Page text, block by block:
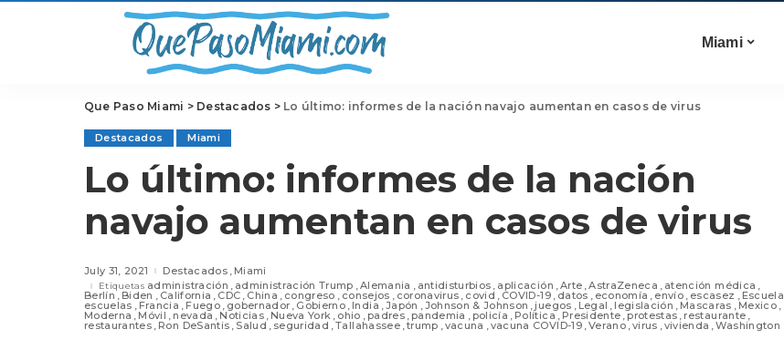
Miami
Que Paso Miami > Destacados > Lo último: informes de la nación navajo aumentan en casos de virus
Destacados Miami
Lo último: informes de la nación
navajo aumentan en casos de virus
July 31, 2021 Destacados Miami
Etiquetas administración administración Trump Alemania antidisturbios aplicación Arte AstraZeneca atención médica
Berlín Biden California CDC China congreso consejos coronavirus covid COVID-19 datos economía envío escasez Escuela
escuelas Francia Fuego gobernador Gobierno India Japón Johnson & Johnson juegos Legal legislación Mascaras Mexico
Moderna Móvil nevada Noticias Nueva York ohio padres pandemia policía Política Presidente protestas restaurante
restaurantes Ron DeSantis Salud seguridad Tallahassee trump vacuna vacuna COVID-19 Verano virus vivienda Washington